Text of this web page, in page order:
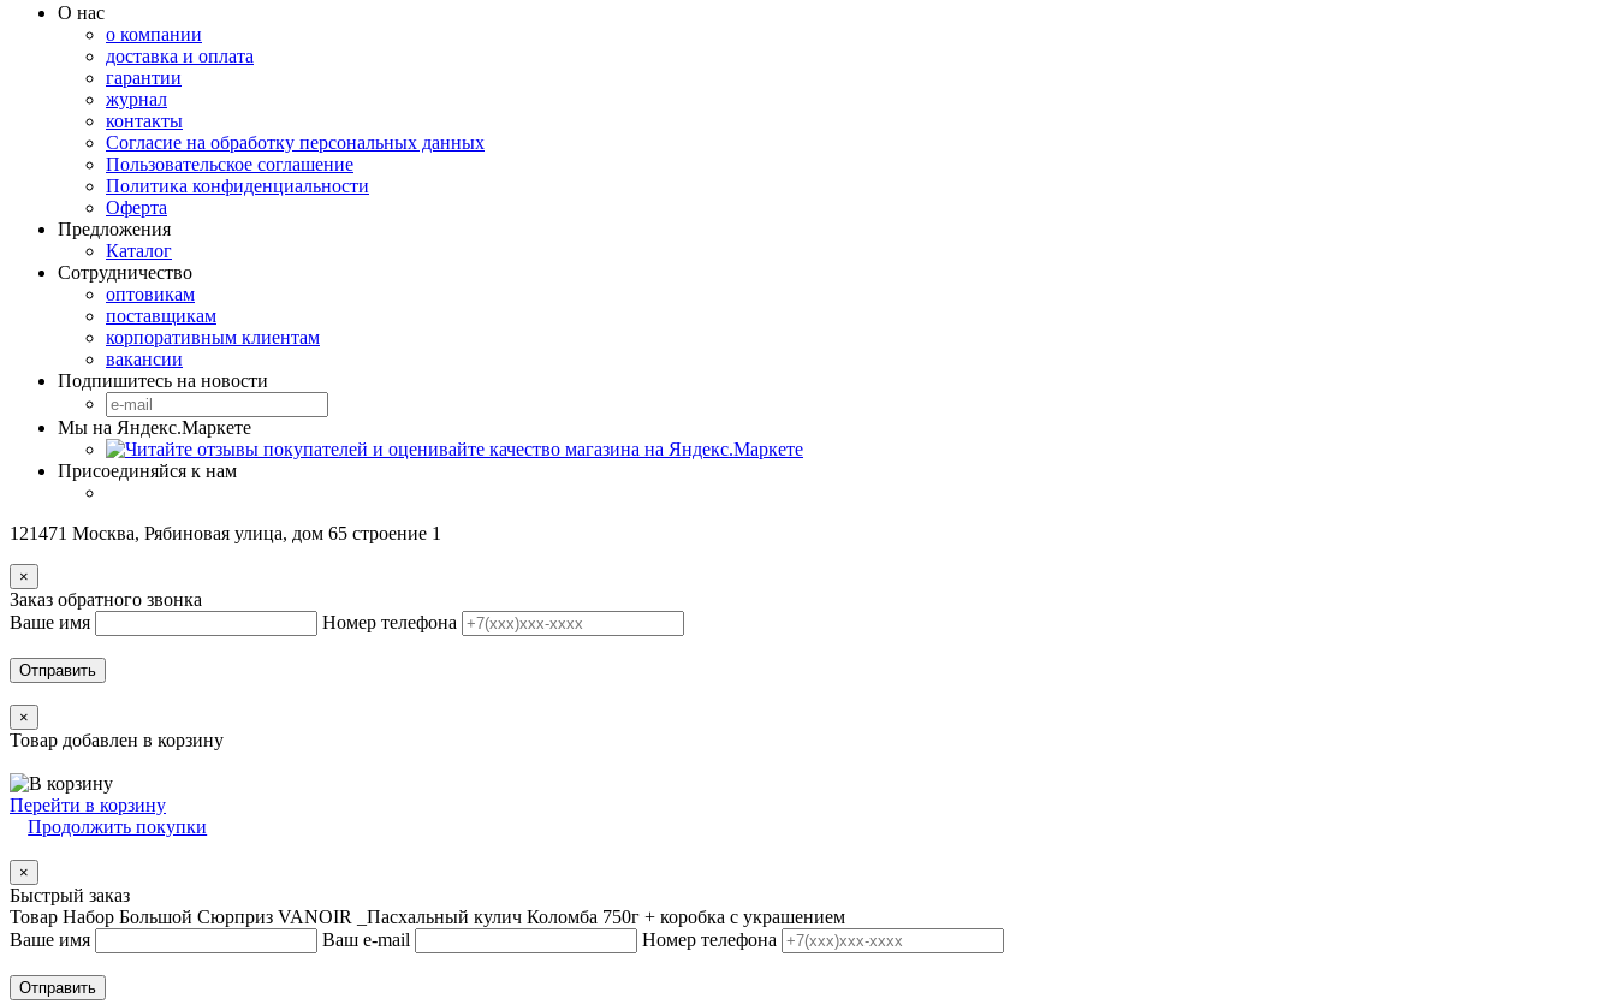
О нас
о компании
доставка и оплата
гарантии
журнал
контакты
Согласие на обработку персональных данных
Пользовательское соглашение
Политика конфиденциальности
Оферта
Предложения
Каталог
Сотрудничество
оптовикам
поставщикам
корпоративным клиентам
вакансии
Подпишитесь на новости
Мы на Яндекс.Маркете
Присоединяйся к нам
121471 Москва, Рябиновая улица, дом 65 строение 1
×
Заказ обратного звонка
Ваше имя
Номер телефона
Отправить
×
Товар добавлен в корзину
Перейти в корзину
Продолжить покупки
×
Быстрый заказ
Товар Набор Большой Сюрприз VANOIR _Пасхальный кулич Коломба 750г + коробка с украшением
Ваше имя
Ваш e-mail Номер телефона
Отправить